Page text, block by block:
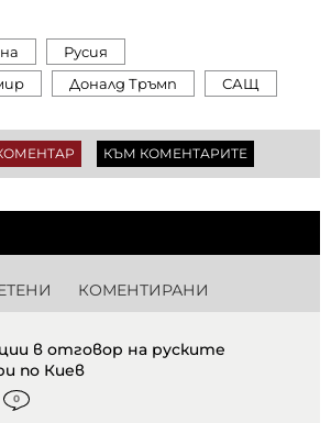
Русия
Доналд Тръмп САЩ
КЪМ КОМЕНТАРИТЕ
КОМЕНТИРАНИ
в отговор на руските
по Киев
0